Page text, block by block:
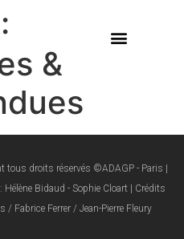
&
droits réservés ©ADAGP - Paris |
Bidaud - Sophie Cloart | Crédits
/ Fabrice Ferrer / Jean-Pierre Fleury